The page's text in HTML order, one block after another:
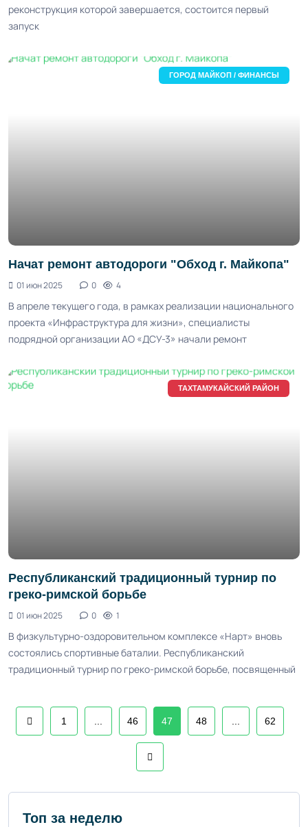
реконструкция которой завершается, состоится первый
запуск
ГОРОД МАЙКОП / ФИНАНСЫ
Начат ремонт автодороги "Обход г. Майкопа"
01 июн 2025 0 4
В апреле текущего года, в рамках реализации национального
проекта «Инфраструктура для жизни», специалисты
подрядной организации АО «ДСУ-3» начали ремонт
ТАХТАМУКАЙСКИЙ РАЙОН
Республиканский традиционный турнир по
греко-римской борьбе
01 июн 2025 0 1
В физкультурно-оздоровительном комплексе «Нарт» вновь
состоялись спортивные баталии. Республиканский
традиционный турнир по греко-римской борьбе, посвященный
1 46 47 48 62
Топ за неделю